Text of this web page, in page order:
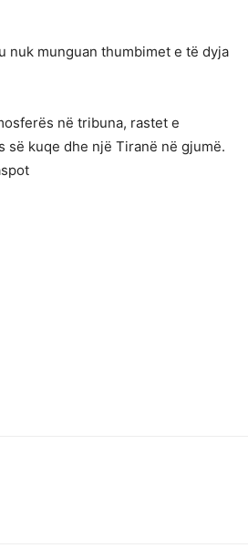
nuk munguan thumbimet e të dyja
në tribuna, rastet e
së kuqe dhe një Tiranë në gjumë.